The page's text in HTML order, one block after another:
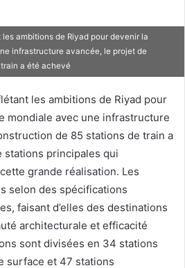
ambitions de Riyad pour devenir la
infrastructure avancée, le projet de
a été achevé
les ambitions de Riyad pour
mondiale avec une infrastructure
de 85 stations de train a
stations principales qui
grande réalisation. Les
selon des spécifications
faisant d’elles des destinations
architecturale et efficacité
sont divisées en 34 stations
surface et 47 stations